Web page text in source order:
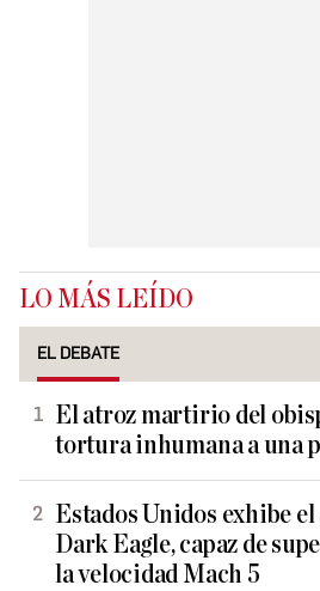
LO MÁS LEÍDO
EL DEBATE
El atroz martirio del
tortura inhumana a una
Estados Unidos exhibe
Dark Eagle, capaz de
la velocidad Mach 5